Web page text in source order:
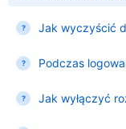
Jak wyczyścić
Podczas
Jak wyłączyć